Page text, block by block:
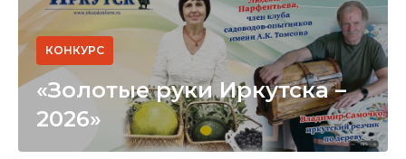
КОНКУРС
«Золотые руки Иркутска –
2026»